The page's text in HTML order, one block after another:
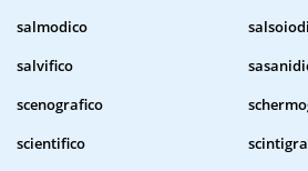
salmodico
salvifico
scenografico
scientifico